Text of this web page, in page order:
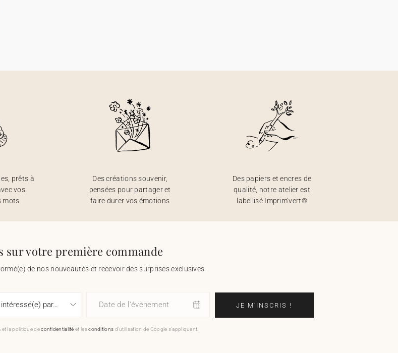
prêts à
vos
mots
Des créations souvenir,
pensées pour partager et
faire durer vos émotions
Des papiers et encres de
qualité, notre atelier est
labellisé Imprim’vert®
sur votre première commande
de nos nouveautés et recevoir des surprises exclusives.
Date de l'évènement JE M'INSCRIS !
et la politique deconfidentialité et lesconditions d'utilisation de Google s'appliquent.